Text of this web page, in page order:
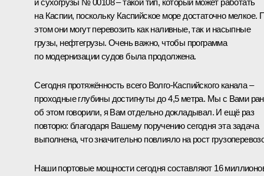
на Каспии, поскольку Каспийское море достаточно мелкое.
этом они могут перевозить как наливные, так и насыпные
грузы, нефтегрузы. Очень важно, чтобы программа
по модернизации судов была продолжена.
Сегодня протяжённость всего Волго-Каспийского канала –
проходные глубины достигнуты до 4,5 метра. Мы с Вами
об этом говорили, я Вам отдельно докладывал. И ещё раз
повторю: благодаря Вашему поручению сегодня эта задача
выполнена, что значительно повлияло на рост
Наши портовые мощности сегодня составляют 16